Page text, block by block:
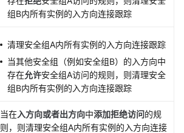
组B内所有实例的入方向连接跟踪
清理安全组A内所有实例的入方向连接跟踪
当其他安全组（例如安全组B）的入方向中
存在允许安全组A访问的规则，则清理安全
组B内所有实例的入方向连接跟踪
当在入方向或者出方向中添加拒绝访问的规
则，则清理安全组A内所有实例的入方向连接